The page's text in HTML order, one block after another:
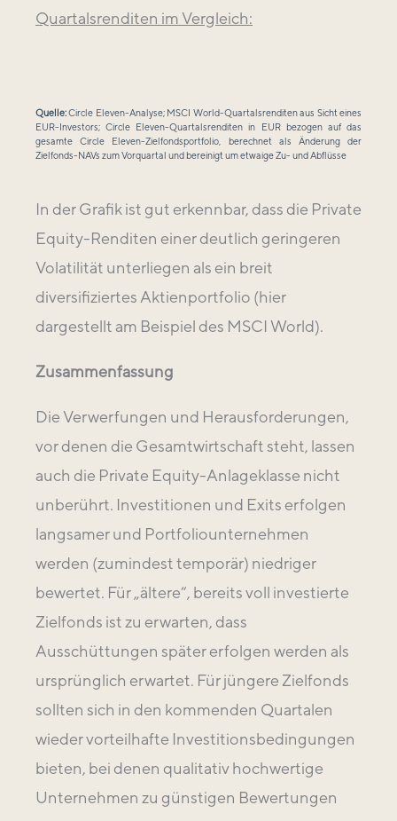
Quartalsrenditen im Vergleich:
Quelle:Circle Eleven-Analyse; MSCI World-Quartalsrenditen aus Sicht eines
EUR-Investors; Circle Eleven-Quartalsrenditen in EUR bezogen auf das
gesamte Circle Eleven-Zielfondsportfolio, berechnet als Änderung der
Zielfonds-NAVs zum Vorquartal und bereinigt um etwaige Zu- und Abflüsse
In der Grafik ist gut erkennbar, dass die Private
Equity-Renditen einer deutlich geringeren
Volatilität unterliegen als ein breit
diversifiziertes Aktienportfolio (hier
dargestellt am Beispiel des MSCI World).
Zusammenfassung
Die Verwerfungen und Herausforderungen,
vor denen die Gesamtwirtschaft steht, lassen
auch die Private Equity-Anlageklasse nicht
unberührt. Investitionen und Exits erfolgen
langsamer und Portfoliounternehmen
werden (zumindest temporär) niedriger
bewertet. Für „ältere“, bereits voll investierte
Zielfonds ist zu erwarten, dass
Ausschüttungen später erfolgen werden als
ursprünglich erwartet. Für jüngere Zielfonds
sollten sich in den kommenden Quartalen
wieder vorteilhafte Investitionsbedingungen
bieten, bei denen qualitativ hochwertige
Unternehmen zu günstigen Bewertungen